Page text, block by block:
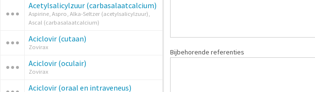
Acetylsalicylzuur (carbasalaatcalcium)
Aspirine, Aspro, Alka-Seltzer (acetylsalicylzuur),
Ascal (carbasalaatcalcium)
Aciclovir (cutaan)
Zovirax
Aciclovir (oculair)
Zovirax
Aciclovir (oraal en intraveneus)
Bijbehorende referenties